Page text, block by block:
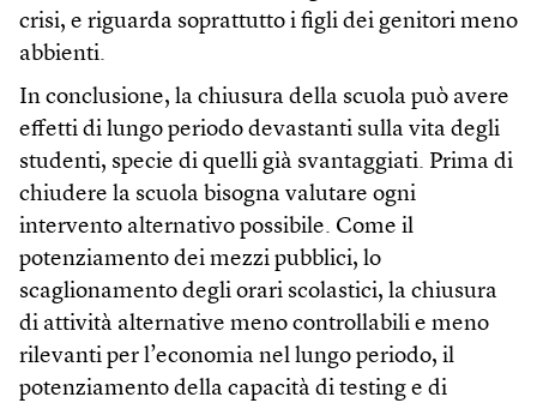
crisi, e riguarda soprattutto i figli dei genitori meno
abbienti.
In conclusione, la chiusura della scuola può avere
effetti di lungo periodo devastanti sulla vita degli
studenti, specie di quelli già svantaggiati. Prima di
chiudere la scuola bisogna valutare ogni
intervento alternativo possibile. Come il
potenziamento dei mezzi pubblici, lo
scaglionamento degli orari scolastici, la chiusura
di attività alternative meno controllabili e meno
rilevanti per l’economia nel lungo periodo, il
potenziamento della capacità di testing e di